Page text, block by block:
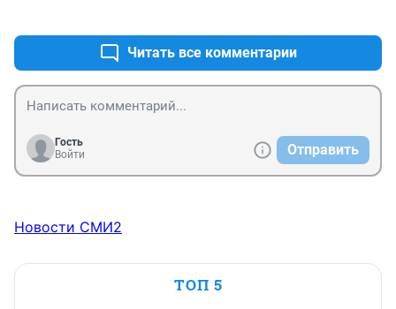
Читать все комментарии
Гость
Войти
Отправить
Новости СМИ2
ТОП 5